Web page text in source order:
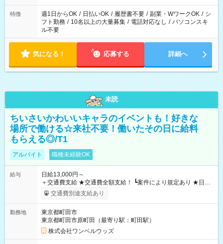
ください！
特徴 週1日からOK / 日払いOK / 履歴書不要 / 副業・WワークOK / シ
フト勤務 / 10名以上の大量募集 / 電話対応なし / パソコンスキ
ル不要
気になる！ 応募する 詳細へ
未読
ちいさいかわいいキャラのイベントも！好きな
場所で働ける☆来社不要！働いたその日に給料
もらえる◎/T1
アルバイト 職種未経験OK
給与
日給13,000円～
＋交通費支給 ★交通費全額支給！ ┗案件により規定あり ★日払
いOK！（規定あり） ┗働いたその日に現金GET♪ お仕事後はコ
ンビニATMから 日払い分を引き落とせます！ 【試用期間】試
交通費別途支給あり
勤務地
東京都町田市
東京都町田市原町田（最寄り駅：町田駅）
株式会社ワンベルウッズ